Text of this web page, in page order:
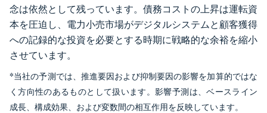
念は依然として残っています。債務コストの上昇は運転資
本を圧迫し、電力小売市場がデジタルシステムと顧客獲得
への記録的な投資を必要とする時期に戦略的な余裕を縮小
させています。
*当社の予測では、推進要因および抑制要因の影響を加算的ではな
く方向性のあるものとして扱います。影響予測は、ベースライン
成長、構成効果、および変数間の相互作用を反映しています。